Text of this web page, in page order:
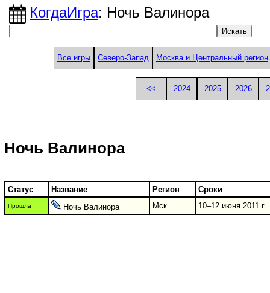
КогдаИгра: Ночь Валинора
Все игры Северо-Запад Москва и Центральный регион
<< 2024 2025 2026
Ночь Валинора
Статус Название Регион Сроки
Прошла Ночь Валинора Мск 10–12 июня 2011 г.